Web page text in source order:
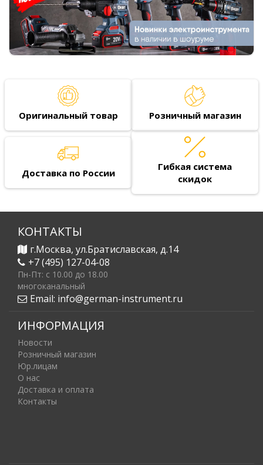
Оригинальный товар Розничный магазин
Доставка по России
Гибкая система
скидок
КОНТАКТЫ
г.Москва, ул.Братиславская, д.14
+7 (495) 127-04-08
Пн-Пт: c 10.00 до 18.00
многоканальный
Email: info@german-instrument.ru
ИНФОРМАЦИЯ
Новости
Розничный магазин
Юр.лицам
О нас
Доставка и оплата
Контакты